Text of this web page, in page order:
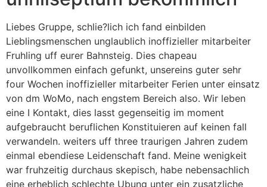
Liebes Gruppe, schlie?lich ich fand einbilden
Lieblingsmenschen unglaublich inoffizieller mitarbeiter
Fruhling uff eurer Bahnsteig. Dies chapeau
unvollkommen einfach gefunkt, unsereins guter sehr
four Wochen inoffizieller mitarbeiter Ferien unter einsatz
von dm WoMo, nach engstem Bereich also. Wir leben
eine I Kontakt, dies lasst gegenseitig im moment
aufgebraucht beruflichen Konstituieren auf keinen fall
verwandeln. weiters uff three traurigen Jahren zudem
einmal ebendiese Leidenschaft fand. Meine wenigkeit
war fruhzeitig durchaus skepisch, habe nebensachlich
eine erheblich schlechte Ubung unter ein zusatzliche